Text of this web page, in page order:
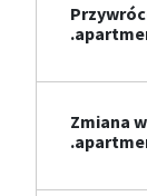
Zmiana